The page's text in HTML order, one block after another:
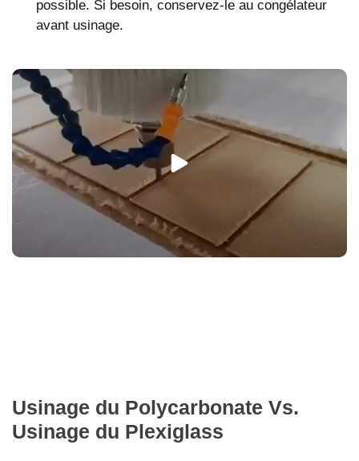
possible. Si besoin, conservez-le au congélateur
avant usinage.
Usinage du Polycarbonate Vs.
Usinage du Plexiglass